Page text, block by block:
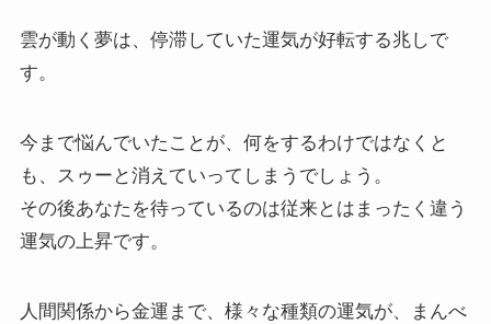
雲が動く夢は、停滞していた運気が好転する兆しで
す。
今まで悩んでいたことが、何をするわけではなくと
も、スゥーと消えていってしまうでしょう。
その後あなたを待っているのは従来とはまったく違う
運気の上昇です。
人間関係から金運まで、様々な種類の運気が、まんべ